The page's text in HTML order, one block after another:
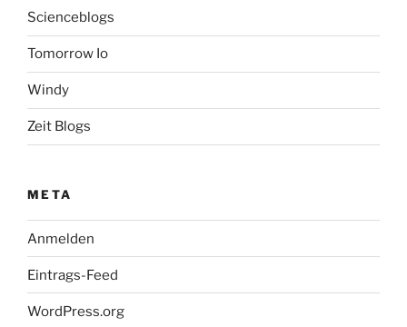
Scienceblogs
Tomorrow Io
Windy
Zeit Blogs
META
Anmelden
Eintrags-Feed
WordPress.org